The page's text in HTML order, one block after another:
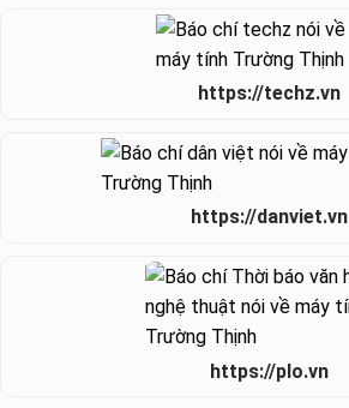
https://techz.vn
https://danviet.vn
https://plo.vn